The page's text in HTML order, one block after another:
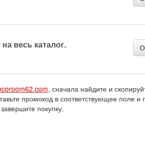
весь каталог.
, сначала найдите и
промокод в соответствующее поле и
покупку.